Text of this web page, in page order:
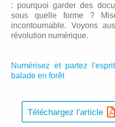
: pourquoi garder des
sous quelle forme ?
incontournable. Voyons
révolution numérique.
Numérisez et partez
balade en forêt
Téléchargez l'article